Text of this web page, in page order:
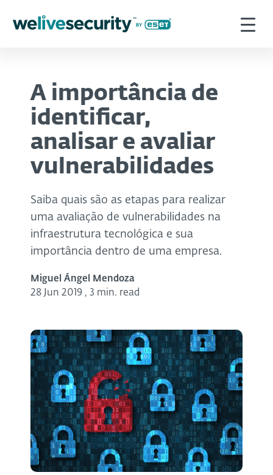
A importância de
identificar,
analisar e avaliar
vulnerabilidades
Saiba quais são as etapas para realizar
uma avaliação de vulnerabilidades na
infraestrutura tecnológica e sua
importância dentro de uma empresa.
Miguel Ángel Mendoza
28 Jun 2019 , 3 min. read